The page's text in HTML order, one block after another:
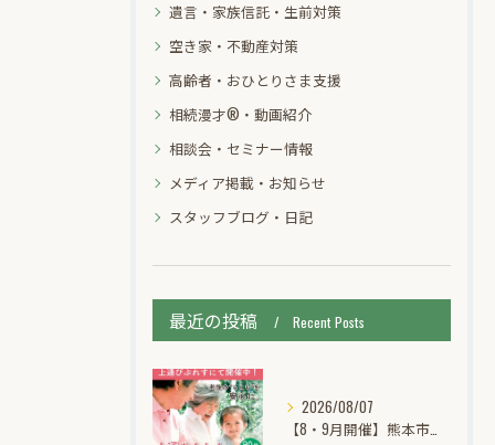
遺言・家族信託・生前対策
空き家・不動産対策
高齢者・おひとりさま支援
相続漫才®・動画紹介
相談会・セミナー情報
メディア掲載・お知らせ
スタッフブログ・日記
最近の投稿 Recent Posts
2026/08/07
【8・9月開催】熊本市中央区上通｜あんしん相続個別無料相談会